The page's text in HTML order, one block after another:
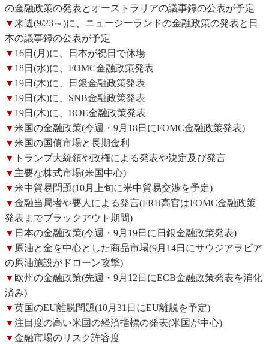
の金融政策の発表とオーストラリアの議事録の公表が予定
▼来週(9/23～)に、ニュージーランドの金融政策の発表と日
本の議事録の公表が予定
▼ 16日(月)に、日本が祝日で休場
▼ 18日(水)に、FOMC金融政策発表
▼ 19日(木)に、日銀金融政策発表
▼ 19日(木)に、SNB金融政策発表
▼ 19日(木)に、BOE金融政策発表
▼米国の金融政策(今週・9月18日にFOMC金融政策発表)
▼米国の国債市場と長期金利
▼ トランプ大統領や政権による発表や決定及び発言
▼ 主要な株式市場(米国中心)
▼米中貿易問題(10月上旬に米中貿易交渉を予定)
▼金融当局者や要人による発言(FRB高官はFOMC金融政策
発表までブラックアウト期間)
▼ 日本の金融政策(今週・9月19日に日銀金融政策発表)
▼ 原油と金を中心とした商品市場(9月14日にサウジアラビア
の原油施設がドローン攻撃)
▼ 欧州の金融政策(先週・9月12日にECB金融政策発表を消化
済み)
▼英国のEU離脱問題(10月31日にEU離脱を予定)
▼注目度の高い米国の経済指標の発表(米国が中心)
▼金融市場のリスク許容度